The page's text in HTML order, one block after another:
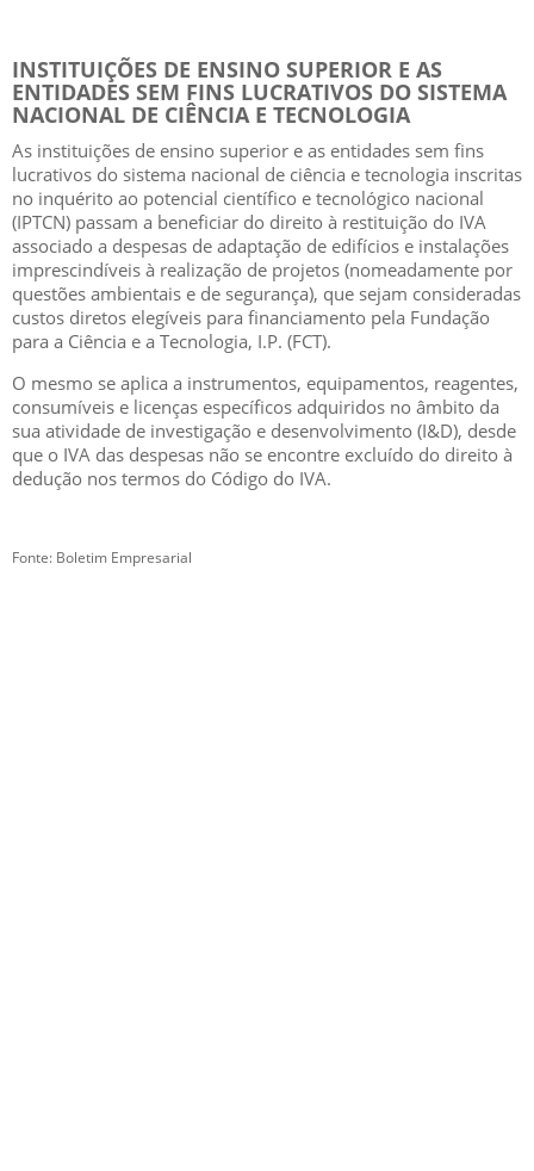
INSTITUIÇÕES DE ENSINO SUPERIOR E AS
ENTIDADES SEM FINS LUCRATIVOS DO SISTEMA
NACIONAL DE CIÊNCIA E TECNOLOGIA
As instituições de ensino superior e as entidades sem fins
lucrativos do sistema nacional de ciência e tecnologia inscritas
no inquérito ao potencial científico e tecnológico nacional
(IPTCN) passam a beneficiar do direito à restituição do IVA
associado a despesas de adaptação de edifícios e instalações
imprescindíveis à realização de projetos (nomeadamente por
questões ambientais e de segurança), que sejam consideradas
custos diretos elegíveis para financiamento pela Fundação
para a Ciência e a Tecnologia, I.P. (FCT).
O mesmo se aplica a instrumentos, equipamentos, reagentes,
consumíveis e licenças específicos adquiridos no âmbito da
sua atividade de investigação e desenvolvimento (I&D), desde
que o IVA das despesas não se encontre excluído do direito à
dedução nos termos do Código do IVA.
Fonte: Boletim Empresarial